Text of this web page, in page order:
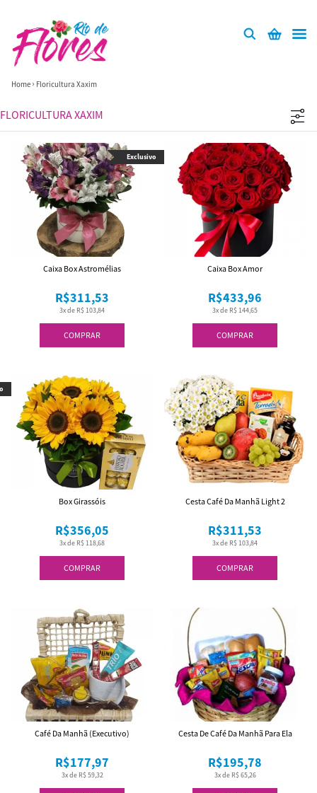
Home Floricultura Xaxim
FLORICULTURA XAXIM
COMPRAR
3x de R$ 103,84
R$311,53
Caixa Box Astromélias
Exclusivo
COMPRAR
3x de R$ 144,65
R$433,96
Caixa Box Amor
COMPRAR
3x de R$ 118,68
R$356,05
Box Girassóis
COMPRAR
3x de R$ 103,84
R$311,53
Cesta Café Da Manhã Light 2
3x de R$ 59,32
R$177,97
Café Da Manhã (Executivo)
3x de R$ 65,26
R$195,78
Cesta De Café Da Manhã Para Ela